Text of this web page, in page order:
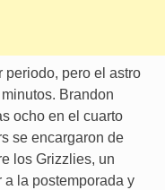
periodo, pero el astro
Brandon
ocho en el cuarto
se encargaron de
los Grizzlies, un
la postemporada y